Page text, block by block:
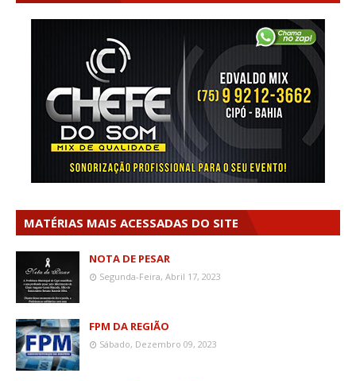
MATÉRIAS MAIS ACESSADAS DO SITE
NOTA DE PESAR
Segunda-Feira, Abril 17, 2023
FPM DA REGIÃO
Sábado, Dezembro 09, 2023